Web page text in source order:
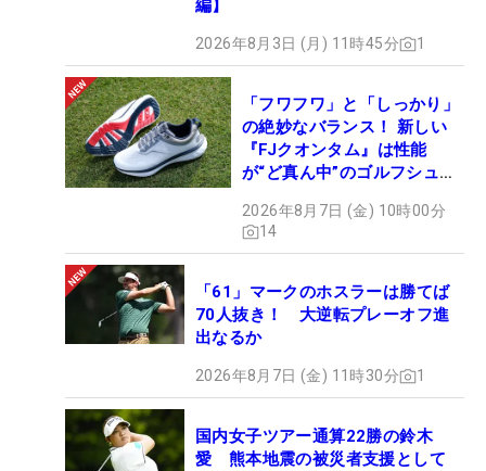
編】
2026年8月3日 (月) 11時45分 1
「フワフワ」と「しっかり」
の絶妙なバランス！ 新しい
『FJクオンタム』は性能
が“ど真ん中”のゴルフシュー
2026年8月7日 (金) 10時00分
14
「61」マークのホスラーは勝てば
70人抜き！ 大逆転プレーオフ進
出なるか
2026年8月7日 (金) 11時30分 1
国内女子ツアー通算22勝の鈴木
愛 熊本地震の被災者支援として